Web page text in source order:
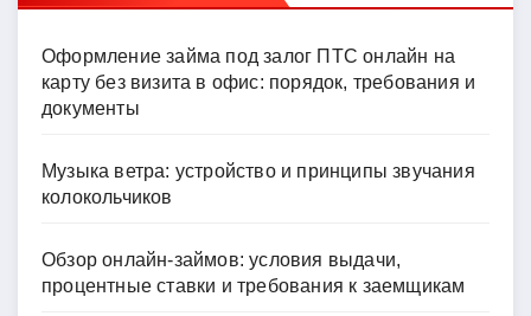
Оформление займа под залог ПТС онлайн на
карту без визита в офис: порядок, требования и
документы
Музыка ветра: устройство и принципы звучания
колокольчиков
Обзор онлайн-займов: условия выдачи,
процентные ставки и требования к заемщикам